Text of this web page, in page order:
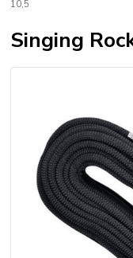
10,5
Singing